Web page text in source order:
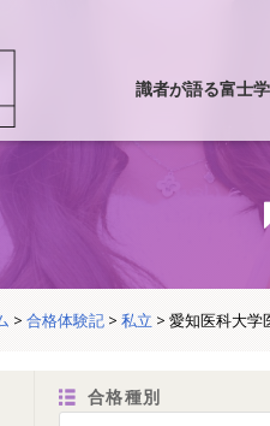
識者が語る富士
> 合格体験記 > 私立 > 愛知医科大学
合格種別